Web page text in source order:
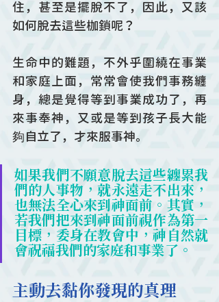
住，甚至是擺脫不了，因此，又該
如何脫去這些枷鎖呢？
生命中的難題，不外乎圍繞在事業
和家庭上面，常常會使我們事務纏
身，總是覺得等到事業成功了，再
來事奉神，又或是等到孩子長大能
夠自立了，才來服事神。
如果我們不願意脫去這些纏累我
們的人事物，就永遠走不出來，
也無法全心來到神面前。其實，
若我們把來到神面前視作為第一
目標，委身在教會中，神自然就
會祝福我們的家庭和事業了。
主動去黏你發現的真理